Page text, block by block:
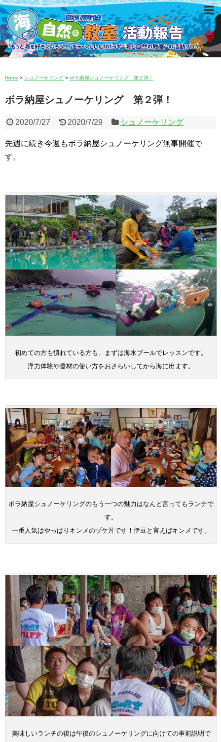
Home > シュノーケリング > ボラ納屋シュノーケリング 第２弾！
ボラ納屋シュノーケリング 第２弾！
2020/7/27 2020/7/29 シュノーケリング
先週に続き今週もボラ納屋シュノーケリング無事開催で
す。
初めての方も慣れている方も、まずは海水プールでレッスンです。
浮力体験や器材の使い方をおさらいしてから海に出ます。
ボラ納屋シュノーケリングのもう一つの魅力はなんと言ってもランチで
す。
一番人気はやっぱりキンメのヅケ丼です！伊豆と言えばキンメです。
美味しいランチの後は午後のシュノーケリングに向けての事前説明で